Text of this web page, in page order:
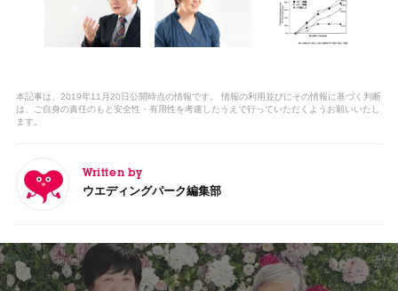
本記事は、2019年11月20日公開時点の情報です。 情報の利用並びにその情報に基づく判断
は、ご自身の責任のもと安全性・有用性を考慮したうえで行っていただくようお願いいたし
ます。
Written by
ウエディングパーク編集部